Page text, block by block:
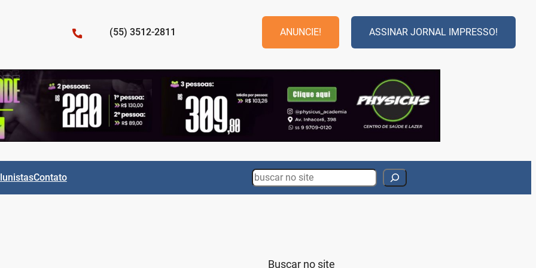
(55) 3512-2811 ANUNCIE! ASSINAR JORNAL IMPRESSO!
Contato Search
Buscar no site